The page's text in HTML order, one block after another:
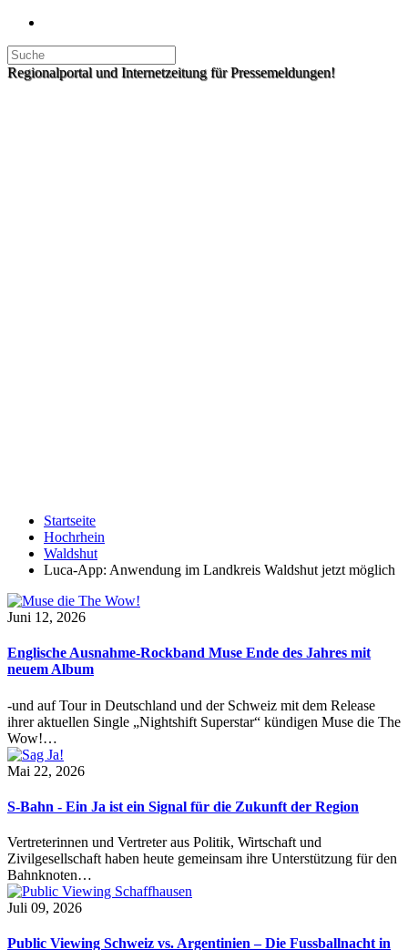
Regionalportal und Internetzeitung für Pressemeldungen!
Startseite
Hochrhein
Waldshut
Luca-App: Anwendung im Landkreis Waldshut jetzt möglich
Juni 12, 2026
Englische Ausnahme-Rockband Muse Ende des Jahres mit
neuem Album
-und auf Tour in Deutschland und der Schweiz mit dem Release
ihrer aktuellen Single „Nightshift Superstar“ kündigen Muse die The
Wow!…
Mai 22, 2026
S-Bahn - Ein Ja ist ein Signal für die Zukunft der Region
Vertreterinnen und Vertreter aus Politik, Wirtschaft und
Zivilgesellschaft haben heute gemeinsam ihre Unterstützung für den
Bahnknoten…
Juli 09, 2026
Public Viewing Schweiz vs. Argentinien – Die Fussballnacht in